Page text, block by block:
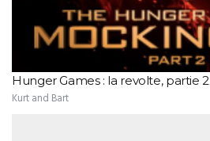
Hunger Games : la revolte, partie 2
Kurt and Bart